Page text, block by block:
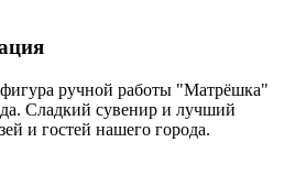
ручной работы "Матрёшка"
Сладкий сувенир и лучший
и гостей нашего города.